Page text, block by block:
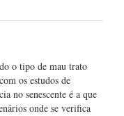
o tipo de mau trato
os estudos de
no senescente é a que
onde se verifica